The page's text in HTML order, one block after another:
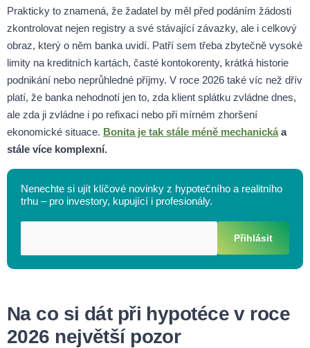
Prakticky to znamená, že žadatel by měl před podáním žádosti
zkontrolovat nejen registry a své stávající závazky, ale i celkový
obraz, který o něm banka uvidí. Patří sem třeba zbytečně vysoké
limity na kreditních kartách, časté kontokorenty, krátká historie
podnikání nebo neprůhledné příjmy. V roce 2026 také víc než dřív
platí, že banka nehodnotí jen to, zda klient splátku zvládne dnes,
ale zda ji zvládne i po refixaci nebo při mírném zhoršení
ekonomické situace. Bonita je tak stále méně mechanická a
stále více komplexní.
Nenechte si ujít klíčové novinky z hypotečního a realitního
trhu – pro investory, kupující i profesionály.
Přihlásit
Na co si dát při hypotéce v roce
2026 největší pozor